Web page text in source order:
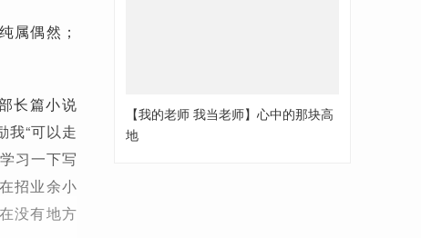
属偶然；
长篇小说
“可以走
习一下写
招业余小
没有地方
【我的老师 我当老师】心中的那块高
地